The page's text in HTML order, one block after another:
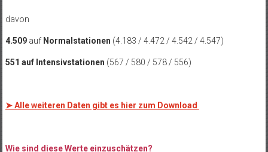
davon
4.509 auf Normalstationen (4.183 / 4.472 / 4.542 / 4.547)
551 auf Intensivstationen (567 / 580 / 578 / 556)
➤Alle weiteren Daten gibt es hier zum Download
Wie sind diese Werte einzuschätzen?